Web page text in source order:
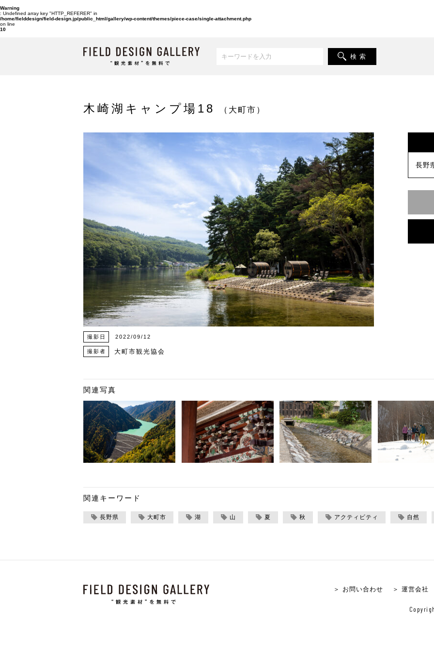
Warning
: Undefined array key "HTTP_REFERER" in
/home/fielddesign/field-design.jp/public_html/gallery/wp-content/themes/piece-case/single-attachment.php
on line
10
検 索
木崎湖キャンプ場18 （大町市）
撮影日 2022/09/12
撮影者 大町市観光協会
長野
関連写真
関連キーワード
長野県 大町市 湖 山 夏 秋 アクティビティ 自然
＞ お問い合わせ ＞ 運営会社